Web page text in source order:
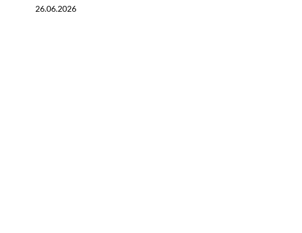
26.06.2026